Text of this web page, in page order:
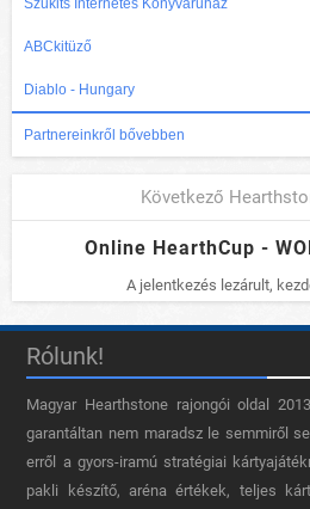
Szukits Internetes Könyváruház
ABCkitüző
Diablo - Hungary
Partnereinkről bővebben
Következő
Online HearthCup -
A jelentkezés lezárult,
Rólunk!
Magyar Hearthstone​ rajongói oldal
garantáltan nem maradsz le semmiről
erről a gyors-iramú stratégiai
pakli készítő, aréna értékek, teljes